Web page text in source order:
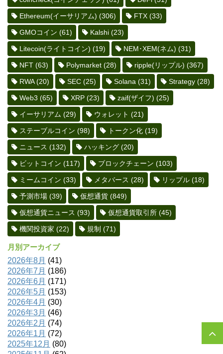
Ethereum(イーサリアム) (306) FTX (33)
GMOコイン (61) Kalshi (23)
Litecoin(ライトコイン) (19) NEM･XEM(ネム) (31)
NFT (63) Polymarket (28) ripple(リップル) (367)
RWA(20) SEC (25) Solana (31) Strategy (28)
Web3 (65) XRP (23) zaif(ザイフ) (25)
イーサリアム (29) ウォレット (21)
ステーブルコイン (98) トークン化 (19)
ニュース (132) ハッキング (20)
ビットコイン (117) ブロックチェーン (103)
ミームコイン (33) メタバース (28) リップル (18)
予測市場 (39) 仮想通貨 (849)
仮想通貨ニュース (93) 仮想通貨取引所 (45)
機関投資家 (22) 規制 (71)
月別アーカイブ
2026年8月 (41)
2026年7月 (186)
2026年6月 (171)
2026年5月 (153)
2026年4月 (30)
2026年3月 (46)
2026年2月 (74)
2026年1月 (72)
2025年12月 (80)